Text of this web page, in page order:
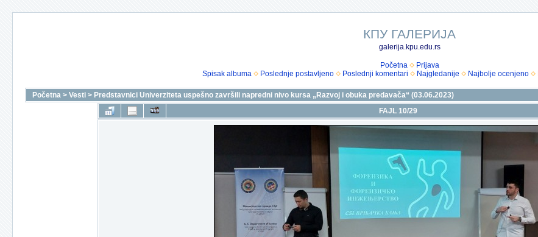
КПУ ГАЛЕРИЈА
galerija.kpu.edu.rs
Početna
Prijava
Spisak albuma
Poslednje postavljeno Poslednji komentari Najgledanije Najbolje ocenjeno
Početna > Vesti > Predstavnici Univerziteta uspešno završili napredni nivo kursa „Razvoj i obuka predavača“ (03.06.2023)
FAJL 10/29